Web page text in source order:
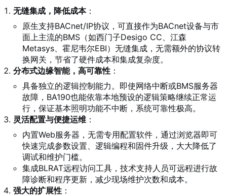
无缝集成，降低成本：
原生支持BACnet/IP协议，可直接作为BACnet设备与市
面上主流的BMS（如西门子Desigo CC、江森
Metasys、霍尼韦尔EBI）无缝集成，无需额外的协议转
换网关，节省了硬件成本和集成复杂度。
分布式边缘智能，高可靠性 ：
具备独立的逻辑控制能力。即使网络中断或BMS服务器
故障，BA190也能依靠本地预设的逻辑策略继续正常运
行，保证基本照明功能不中断，系统可靠性极高。
灵活配置与便捷运维 ：
内置Web服务器，无需专用配置软件，通过浏览器即可
快速完成参数设置、逻辑编程和固件升级，大大降低了
调试和维护门槛。
集成BLRAT远程访问工具，技术支持人员可远程进行故
障诊断和程序更新，减少现场维护次数和成本。
强大的扩展性 ：